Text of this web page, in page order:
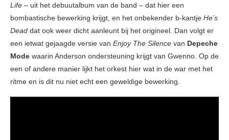
Life – uit het debuutalbum van de band – dat hier een
bombastische bewerking krijgt, en het onbekender b-kantje He’s
Dead dat ook weer dicht aanleunt bij het origineel. Dan volgt er
een ietwat gejaagde versie van Enjoy The Silence van Depeche
Mode waarin Anderson ondersteuning krijgt van Gwenno. Op de
een of andere manier lijkt het orkest hier wat in de war met het
ritme en is dit nu niet echt een geweldige bewerking.